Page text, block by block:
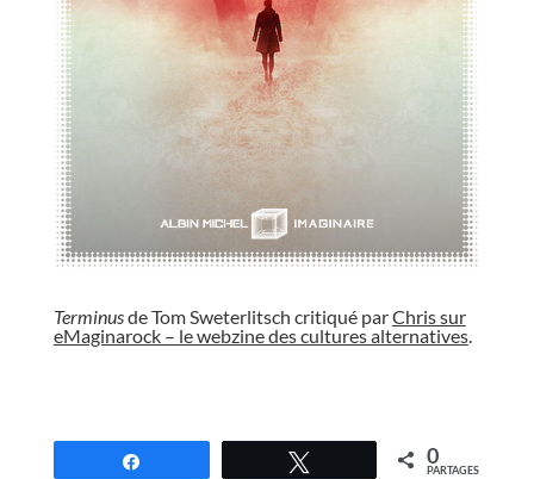
Terminusde Tom Sweterlitsch critiqué parChris sur
eMaginarock – le webzine des cultures alternatives.
0
PARTAGES